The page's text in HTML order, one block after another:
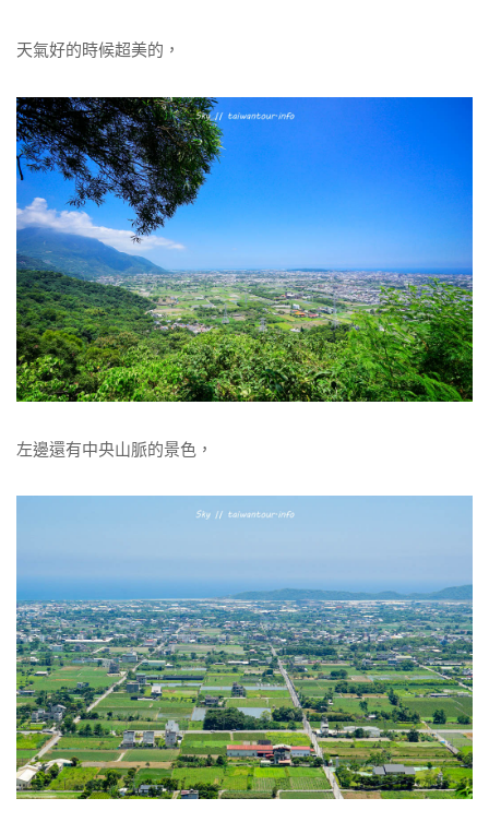
天氣好的時候超美的，
左邊還有中央山脈的景色，